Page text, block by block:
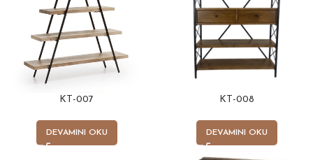
KT-007
DEVAMINI OKU
KT-008
DEVAMINI OKU